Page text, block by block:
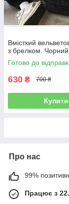
Вмісткий
з брелком. Чорний
Готово до
630 ₴ 700 ₴
Купити
Про нас
99%
Працює з